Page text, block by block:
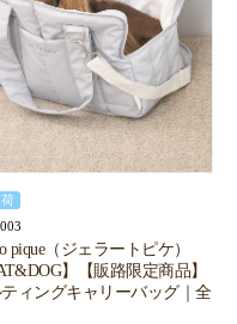
pique（ジェラートピケ）
】【販路限定商品】
ィングキャリーバッグ｜全